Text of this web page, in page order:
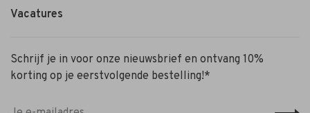
Vacatures
Schrijf je in voor onze nieuwsbrief en ontvang 10%
korting op je eerstvolgende bestelling!*